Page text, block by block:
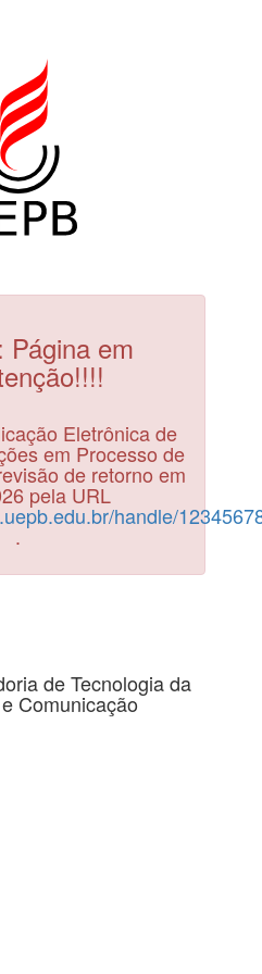
Página em
Eletrônica de
em Processo de
de retorno em
pela URL
handle/
.
de Tecnologia da
Comunicação